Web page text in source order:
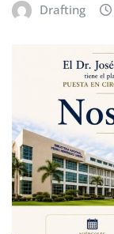
Drafting